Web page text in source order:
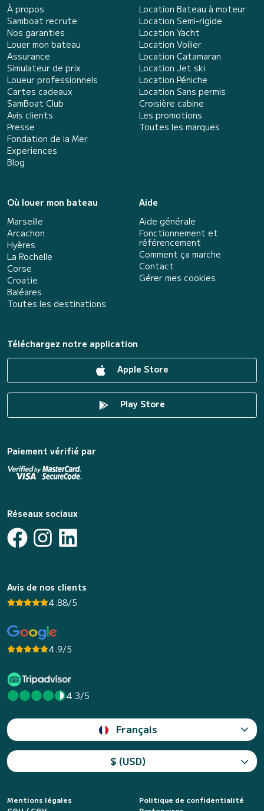
À propos
Samboat recrute
Nos garanties
Louer mon bateau
Assurance
Simulateur de prix
Loueur professionnels
Cartes cadeaux
SamBoat Club
Avis clients
Presse
Fondation de la Mer
Experiences
Blog
Location Bateau à moteur
Location Semi-rigide
Location Yacht
Location Voilier
Location Catamaran
Location Jet ski
Location Péniche
Location Sans permis
Croisière cabine
Les promotions
Toutes les marques
Où louer mon bateau
Marseille
Arcachon
Hyères
La Rochelle
Corse
Croatie
Baléares
Toutes les destinations
Aide
Aide générale
Fonctionnement et
référencement
Comment ça marche
Contact
Gérer mes cookies
Téléchargez notre application
Apple Store
Play Store
Paiement vérifié par
Réseaux sociaux
Avis de nos clients
4.88/5
4.9/5
4.3/5
Français
$ (USD)
Mentions légales
Politique de confidentialité